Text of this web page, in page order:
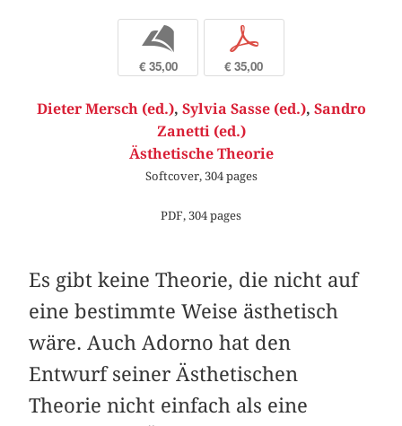
b
€ 35,00
p
€ 35,00
Dieter Mersch (ed.), Sylvia Sasse (ed.), Sandro
Zanetti (ed.)
Ästhetische Theorie
Softcover, 304 pages
PDF, 304 pages
Es gibt keine Theorie, die nicht auf
eine bestimmte Weise ästhetisch
wäre. Auch Adorno hat den
Entwurf seiner Ästhetischen
Theorie nicht einfach als eine